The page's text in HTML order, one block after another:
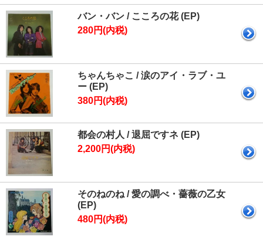
バン・バン / こころの花 (EP)
280円(内税)
ちゃんちゃこ / 涙のアイ・ラブ・ユ
ー (EP)
380円(内税)
都会の村人 / 退屈ですネ (EP)
2,200円(内税)
そのねのね / 愛の調べ・薔薇の乙女
(EP)
480円(内税)